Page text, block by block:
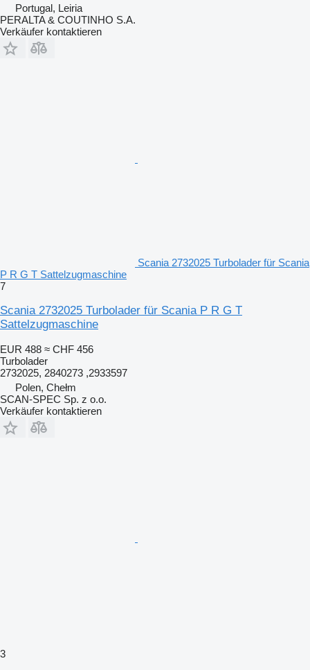
Portugal, Leiria
PERALTA & COUTINHO S.A.
Verkäufer kontaktieren
Scania 2732025 Turbolader für Scania
P R G T Sattelzugmaschine
7
Scania 2732025 Turbolader für Scania P R G T
Sattelzugmaschine
EUR 488 ≈ CHF 456
Turbolader
2732025, 2840273 ,2933597
Polen, Chełm
SCAN-SPEC Sp. z o.o.
Verkäufer kontaktieren
3